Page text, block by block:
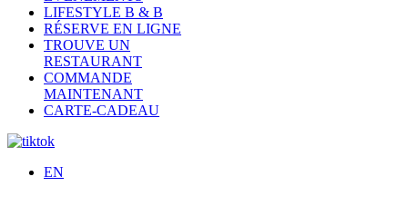
LIFESTYLE B & B
RÉSERVE EN LIGNE
TROUVE UN
RESTAURANT
COMMANDE
MAINTENANT
CARTE-CADEAU
EN